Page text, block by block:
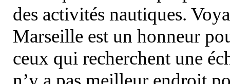
des activités nautiques.
Marseille est un honneur
ceux qui recherchent une